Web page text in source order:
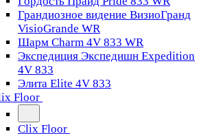
Грандиозное видение ВизиоГранд
VisioGrande WR
Шарм Charm 4V 833 WR
Экспедиция Экспедишн Expedition
4V 833
Элита Elite 4V 833
Floor
Clix Floor